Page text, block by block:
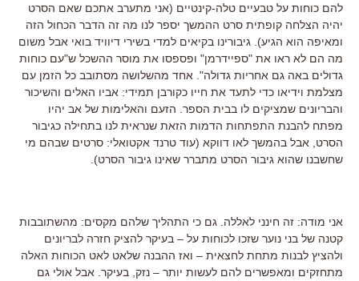
להם כוחות על טבעיים טלה-קינטיים (אני מתערב אתכם שאם הסרט
יהיה הצלחה קופתית סרט ההמשך יספר לנו מה זה הדבר הכחול הזה
ומאיפה הוא הגיע). גיבורינו בקיאים למדי בשירי דיוויד בואי אבל משום
מה הם לא ראו את "ספיידרמן" ופספסו את מוסר ההשכל ש"עם כוחות
גדולים באה גם אחריות גדולה". אחד מהשלושה מסתובב כל הזמן עם
מצלמת וידיאו כדי לתעד את חייו כקורבן תמידי: אביו האלים והשיכור
והבריונים שמציקים לו בבית הספר. הזעם והאלימות של אב יהיו
מפתח להבנת התפתחות הדמות הזאת שנראית לנו בתחילה כגיבור
הסרט, אבל בהמשך לאו דווקא (עוד טרנד אקטואלי: סרטים שבהם מי
שחשבנו שהוא גיבור הסרט מתברר שאינו גיבור הסרט).
אני מודה: זה חינני לאללה. גם כי התהליך שלהם מקסים: מהשתובבות
קטנה של בני נוער שזכו לכוחות על – בעיקר להציק חזרה לבריונים
ולהציץ לבנות מתחת לחצאית – ואז ההבנה שלאט לאט הכוחות האלה
מתחזקים ומאפשרים להם לעשות יותר – נזק, בעיקר. אבל אולי גם